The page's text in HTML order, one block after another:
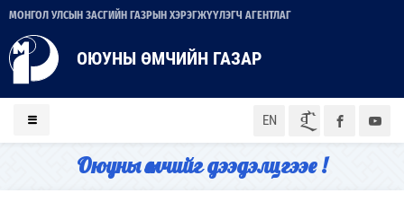
МОНГОЛ УЛСЫН ЗАСГИЙН ГАЗРЫН ХЭРЭГЖҮҮЛЭГЧ АГЕНТЛАГ
ОЮУНЫ ӨМЧИЙН ГАЗАР
EN ᠮᠣᠨ
Оюуны өмчийг дээдэлцгээе !